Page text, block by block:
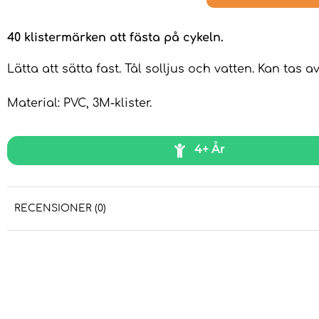
40 klistermärken att fästa på cykeln.
Lätta att sätta fast. Tål solljus och vatten. Kan tas
Material: PVC, 3M-klister.
4+ År
RECENSIONER (0)